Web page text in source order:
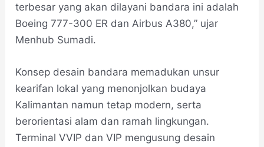
terbesar yang akan dilayani bandara ini adalah
Boeing 777-300 ER dan Airbus A380,” ujar
Menhub Sumadi.
Konsep desain bandara memadukan unsur
kearifan lokal yang menonjolkan budaya
Kalimantan namun tetap modern, serta
berorientasi alam dan ramah lingkungan.
Terminal VVIP dan VIP mengusung desain